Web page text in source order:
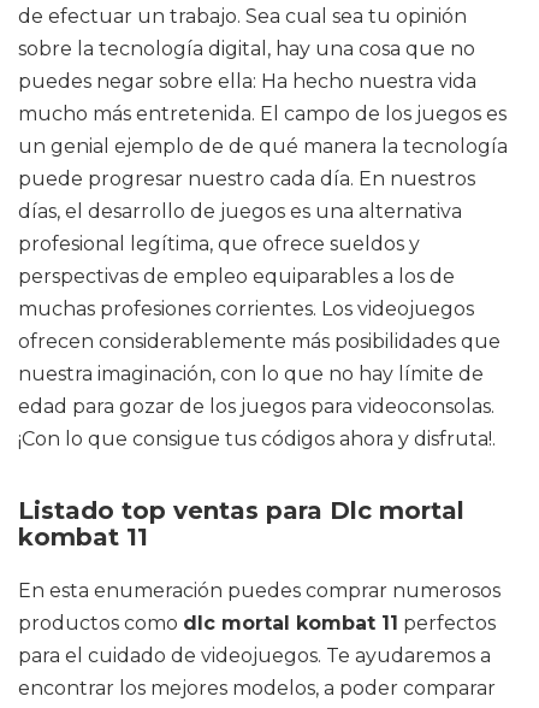
de efectuar un trabajo. Sea cual sea tu opinión
sobre la tecnología digital, hay una cosa que no
puedes negar sobre ella: Ha hecho nuestra vida
mucho más entretenida. El campo de los juegos es
un genial ejemplo de de qué manera la tecnología
puede progresar nuestro cada día. En nuestros
días, el desarrollo de juegos es una alternativa
profesional legítima, que ofrece sueldos y
perspectivas de empleo equiparables a los de
muchas profesiones corrientes. Los videojuegos
ofrecen considerablemente más posibilidades que
nuestra imaginación, con lo que no hay límite de
edad para gozar de los juegos para videoconsolas.
¡Con lo que consigue tus códigos ahora y disfruta!.
Listado top ventas para Dlc mortal
kombat 11
En esta enumeración puedes comprar numerosos
productos como dlc mortal kombat 11 perfectos
para el cuidado de videojuegos. Te ayudaremos a
encontrar los mejores modelos, a poder comparar